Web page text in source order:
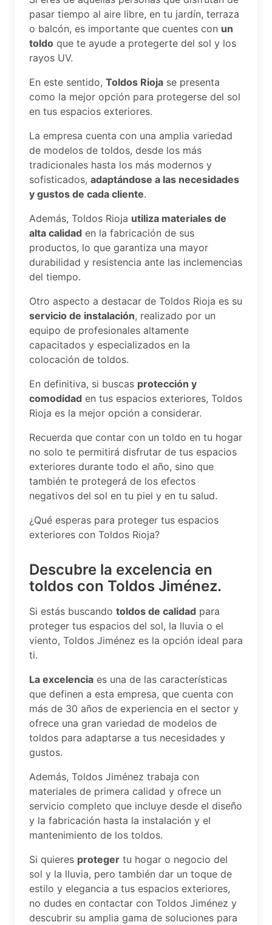
pasar tiempo al aire libre, en tu jardín, terraza
o balcón, es importante que cuentes con un
toldo que te ayude a protegerte del sol y los
rayos UV.
En este sentido, Toldos Rioja se presenta
como la mejor opción para protegerse del sol
en tus espacios exteriores.
La empresa cuenta con una amplia variedad
de modelos de toldos, desde los más
tradicionales hasta los más modernos y
sofisticados, adaptándose a las necesidades
y gustos de cada cliente.
Además, Toldos Rioja utiliza materiales de
alta calidad en la fabricación de sus
productos, lo que garantiza una mayor
durabilidad y resistencia ante las inclemencias
del tiempo.
Otro aspecto a destacar de Toldos Rioja es su
servicio de instalación, realizado por un
equipo de profesionales altamente
capacitados y especializados en la
colocación de toldos.
En definitiva, si buscas protección y
comodidad en tus espacios exteriores, Toldos
Rioja es la mejor opción a considerar.
Recuerda que contar con un toldo en tu hogar
no solo te permitirá disfrutar de tus espacios
exteriores durante todo el año, sino que
también te protegerá de los efectos
negativos del sol en tu piel y en tu salud.
¿Qué esperas para proteger tus espacios
exteriores con Toldos Rioja?
Descubre la excelencia en
toldos con Toldos Jiménez.
Si estás buscando toldos de calidad para
proteger tus espacios del sol, la lluvia o el
viento, Toldos Jiménez es la opción ideal para
ti.
La excelencia es una de las características
que definen a esta empresa, que cuenta con
más de 30 años de experiencia en el sector y
ofrece una gran variedad de modelos de
toldos para adaptarse a tus necesidades y
gustos.
Además, Toldos Jiménez trabaja con
materiales de primera calidad y ofrece un
servicio completo que incluye desde el diseño
y la fabricación hasta la instalación y el
mantenimiento de los toldos.
Si quieres proteger tu hogar o negocio del
sol y la lluvia, pero también dar un toque de
estilo y elegancia a tus espacios exteriores,
no dudes en contactar con Toldos Jiménez y
descubrir su amplia gama de soluciones para